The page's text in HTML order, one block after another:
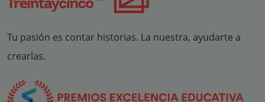
Tu pasión es contar historias. La nuestra, ayudarte a
crearlas.